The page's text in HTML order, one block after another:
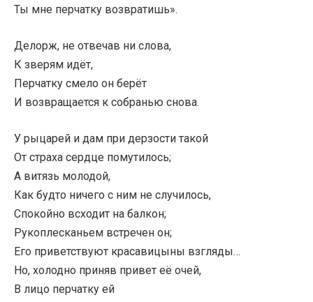
Ты мне перчатку возвратишь».
Делорж, не отвечав ни слова,
К зверям идёт,
Перчатку смело он берёт
И возвращается к собранью снова.
У рыцарей и дам при дерзости такой
От страха сердце помутилось;
А витязь молодой,
Как будто ничего с ним не случилось,
Спокойно всходит на балкон;
Рукоплесканьем встречен он;
Его приветствуют красавицыны взгляды…
Но, холодно приняв привет её очей,
В лицо перчатку ей